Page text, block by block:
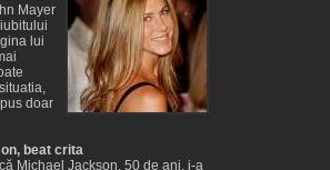
Mayer
lui
doar
beat crita
Michael Jackson, 50 de ani, i-a